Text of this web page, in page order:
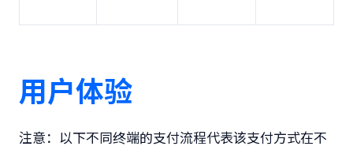
用户体验
注意：以下不同终端的支付流程代表该支付方式在不